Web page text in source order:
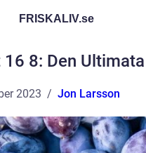
FRISKALIV.se
16 8: Den
2023 Jon Larsson